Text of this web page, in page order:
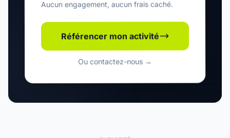
Aucun engagement, aucun frais caché.
Référencer mon activité
Ou contactez-nous →